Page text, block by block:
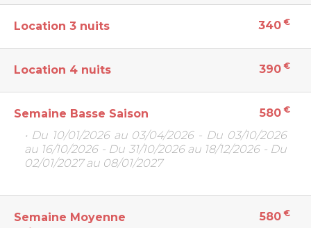
Location 3 nuits 340 €
Location 4 nuits 390 €
Semaine Basse Saison 580 €
• Du 10/01/2026 au 03/04/2026 - Du 03/10/2026
au 16/10/2026 - Du 31/10/2026 au 18/12/2026 - Du
02/01/2027 au 08/01/2027
Semaine Moyenne
580 €